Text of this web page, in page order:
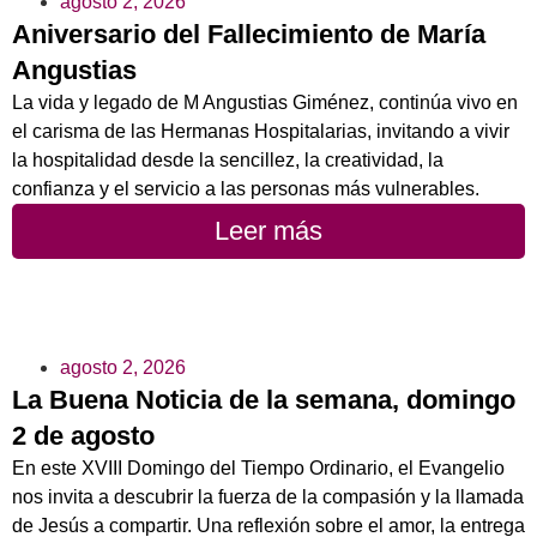
Aniversario del Fallecimiento de María
Angustias
La vida y legado de M Angustias Giménez, continúa vivo en
el carisma de las Hermanas Hospitalarias, invitando a vivir
la hospitalidad desde la sencillez, la creatividad, la
confianza y el servicio a las personas más vulnerables.
Leer más
agosto 2, 2026
La Buena Noticia de la semana, domingo
2 de agosto
En este XVIII Domingo del Tiempo Ordinario, el Evangelio
nos invita a descubrir la fuerza de la compasión y la llamada
de Jesús a compartir. Una reflexión sobre el amor, la entrega